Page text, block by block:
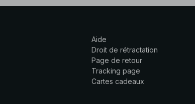
Aide
Droit de rétractation
Page de retour
Tracking page
Cartes cadeaux